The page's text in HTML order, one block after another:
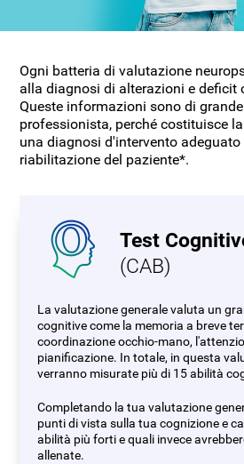
Ogni batteria di valutazione
alla diagnosi di alterazioni e deficit
Queste informazioni sono di grande
professionista, perché costituisce
una diagnosi d'intervento
riabilitazione del paziente*.
Test
(CAB)
La valutazione generale valuta un
cognitive come la memoria a breve
coordinazione occhio-mano,
pianificazione. In totale, in questa
verranno misurate più di 15 abilità
Completando la tua valutazione
punti di vista sulla tua cognizione e
abilità più forti e quali invece
allenate.